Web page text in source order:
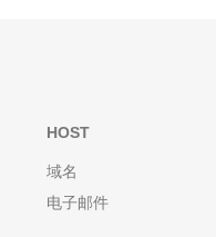
HOST
域名
电子邮件